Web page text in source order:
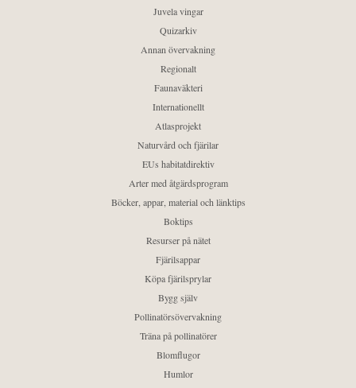
Juvela vingar
Quizarkiv
Annan övervakning
Regionalt
Faunaväkteri
Internationellt
Atlasprojekt
Naturvård och fjärilar
EUs habitatdirektiv
Arter med åtgärdsprogram
Böcker, appar, material och länktips
Boktips
Resurser på nätet
Fjärilsappar
Köpa fjärilsprylar
Bygg själv
Pollinatörsövervakning
Träna på pollinatörer
Blomflugor
Humlor